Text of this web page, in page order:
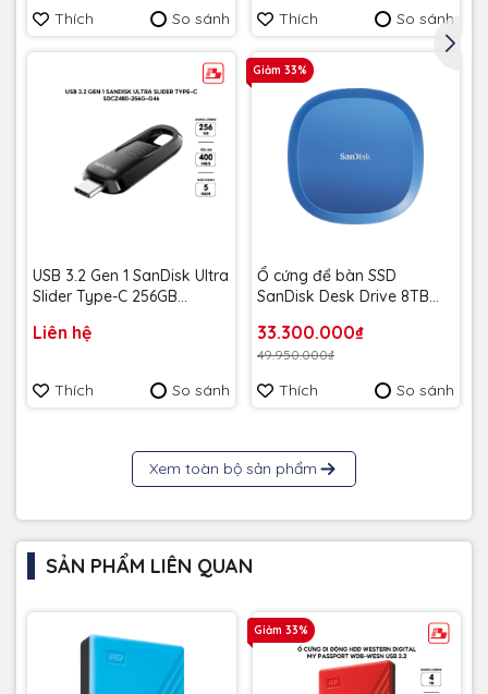
1TB để trải nghiệm giải pháp lưu trữ di động hoàn hảo!
Thích So sánh Thích So sánh
USB 3.2 Gen 1 SanDisk Ultra
Slider Type-C 256GB
G46 - Bảo hành 5 năm
Liên hệ
Thích So sánh
Giảm 33%
Ổ cứng để bàn SSD
SanDisk Desk Drive 8TB
SDSSDT40C-8T00-A25 -
Bảo Hành 3 năm
33.300.000₫
49.950.000₫
Thích So sánh
Xem toàn bộ sản phẩm
SẢN PHẨM LIÊN QUAN
Giảm 33%